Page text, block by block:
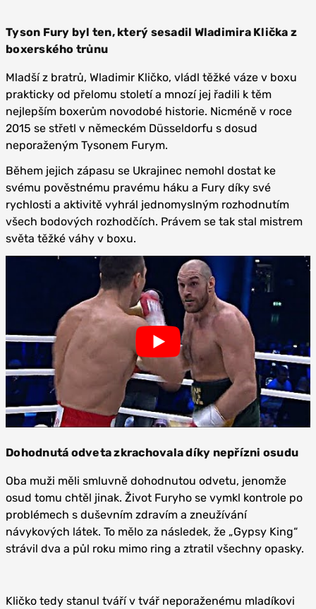
Tyson Fury byl ten, který sesadil Wladimira Klička z
boxerského trůnu
Mladší z bratrů, Wladimir Kličko, vládl těžké váze v boxu
prakticky od přelomu století a mnozí jej řadili k těm
nejlepším boxerům novodobé historie. Nicméně v roce
2015 se střetl v německém Düsseldorfu s dosud
neporaženým Tysonem Furym.
Během jejich zápasu se Ukrajinec nemohl dostat ke
svému pověstnému pravému háku a Fury díky své
rychlosti a aktivitě vyhrál jednomyslným rozhodnutím
všech bodových rozhodčích. Právem se tak stal mistrem
světa těžké váhy v boxu.
Dohodnutá odveta zkrachovala díky nepřízni osudu
Oba muži měli smluvně dohodnutou odvetu, jenomže
osud tomu chtěl jinak. Život Furyho se vymkl kontrole po
problémech s duševním zdravím a zneužívání
návykových látek. To mělo za následek, že „Gypsy King“
strávil dva a půl roku mimo ring a ztratil všechny opasky.
Kličko tedy stanul tváří v tvář neporaženému mladíkovi